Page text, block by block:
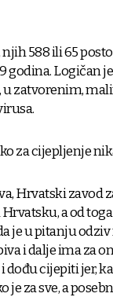
588 ili 65
godina. Logičan
zatvorenim,
za cijepljenje
Hrvatski zavod
a od
je u pitanju
i dalje ima za
dođu cijepiti jer,
je za sve, a